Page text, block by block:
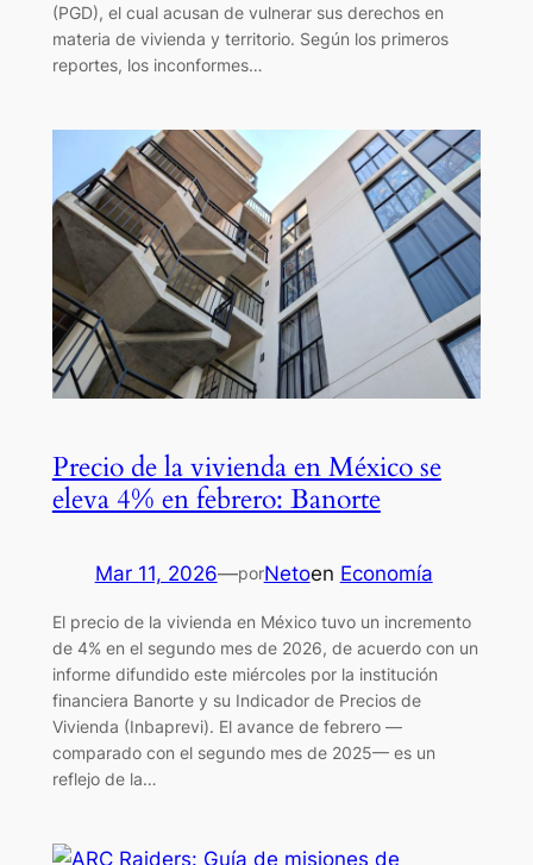
(PGD), el cual acusan de vulnerar sus derechos en
materia de vivienda y territorio. Según los primeros
reportes, los inconformes…
Precio de la vivienda en México se
eleva 4% en febrero: Banorte
Mar 11, 2026—porNetoen Economía
El precio de la vivienda en México tuvo un incremento
de 4% en el segundo mes de 2026, de acuerdo con un
informe difundido este miércoles por la institución
financiera Banorte y su Indicador de Precios de
Vivienda (Inbaprevi). El avance de febrero —
comparado con el segundo mes de 2025— es un
reflejo de la…